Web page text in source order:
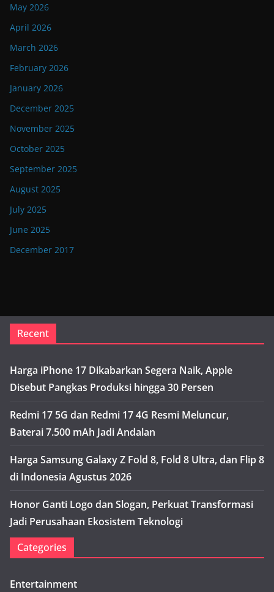
May 2026
April 2026
March 2026
February 2026
January 2026
December 2025
November 2025
October 2025
September 2025
August 2025
July 2025
June 2025
December 2017
Recent
Harga iPhone 17 Dikabarkan Segera Naik, Apple
Disebut Pangkas Produksi hingga 30 Persen
Redmi 17 5G dan Redmi 17 4G Resmi Meluncur,
Baterai 7.500 mAh Jadi Andalan
Harga Samsung Galaxy Z Fold 8, Fold 8 Ultra, dan Flip 8
di Indonesia Agustus 2026
Honor Ganti Logo dan Slogan, Perkuat Transformasi
Jadi Perusahaan Ekosistem Teknologi
Categories
Entertainment